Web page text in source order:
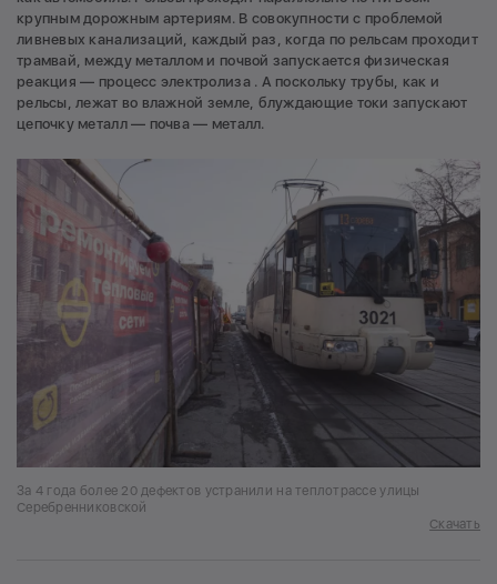
крупным дорожным артериям. В совокупности с проблемой
ливневых канализаций, каждый раз, когда по рельсам проходит
трамвай, между металлом и почвой запускается физическая
реакция — процесс электролиза . А поскольку трубы, как и
рельсы, лежат во влажной земле, блуждающие токи запускают
цепочку металл — почва — металл.
За 4 года более 20 дефектов устранили на теплотрассе улицы
Серебренниковской
Скачать